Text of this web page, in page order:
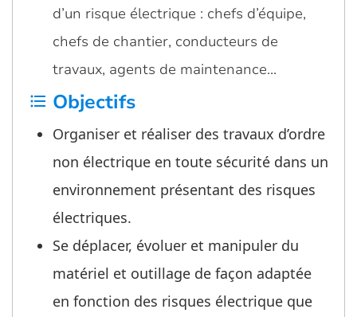
d’un risque électrique : chefs d’équipe,
chefs de chantier, conducteurs de
travaux, agents de maintenance…
format_list_bulleted Objectifs
Organiser et réaliser des travaux d’ordre
non électrique en toute sécurité dans un
environnement présentant des risques
électriques.
Se déplacer, évoluer et manipuler du
matériel et outillage de façon adaptée
en fonction des risques électrique que